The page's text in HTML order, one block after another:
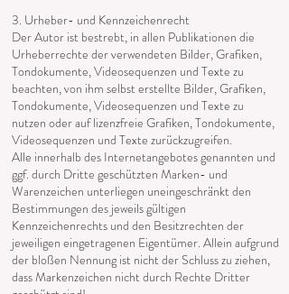
3. Urheber- und Kennzeichenrecht
Der Autor ist bestrebt, in allen Publikationen die
Urheberrechte der verwendeten Bilder, Grafiken,
Tondokumente, Videosequenzen und Texte zu
beachten, von ihm selbst erstellte Bilder, Grafiken,
Tondokumente, Videosequenzen und Texte zu
nutzen oder auf lizenzfreie Grafiken, Tondokumente,
Videosequenzen und Texte zurückzugreifen.
Alle innerhalb des Internetangebotes genannten und
ggf. durch Dritte geschützten Marken- und
Warenzeichen unterliegen uneingeschränkt den
Bestimmungen des jeweils gültigen
Kennzeichenrechts und den Besitzrechten der
jeweiligen eingetragenen Eigentümer. Allein aufgrund
der bloßen Nennung ist nicht der Schluss zu ziehen,
dass Markenzeichen nicht durch Rechte Dritter